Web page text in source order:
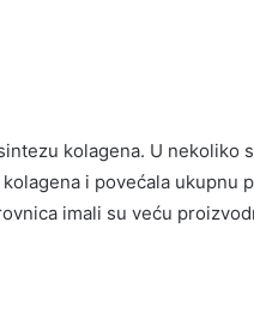
kolagena. U nekoliko
i povećala ukupnu
imali su veću